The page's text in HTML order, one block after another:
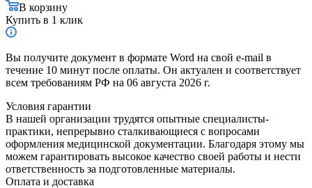
В корзину
Купить в 1 клик
Вы получите документ в формате Word на свой e-mail в
течение 10 минут после оплаты. Он актуален и соответствует
всем требованиям РФ на 06 августа 2026 г.
Условия гарантии
В нашей организации трудятся опытные специалисты-
практики, непрерывно сталкивающиеся с вопросами
оформления медицинской документации. Благодаря этому мы
можем гарантировать высокое качество своей работы и нести
ответственность за подготовленные материалы.
Оплата и доставка